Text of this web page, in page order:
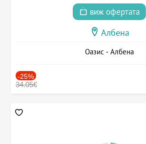
виж офертата
Албена
Оазис - Албена
-25%
34.05€